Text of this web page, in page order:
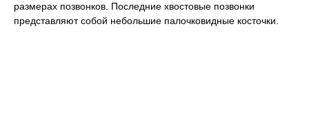
размерах позвонков. Последние хвостовые позвонки
представляют собой небольшие палочковидные косточки.